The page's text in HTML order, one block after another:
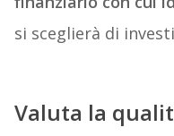
si sceglierà di
Valuta la